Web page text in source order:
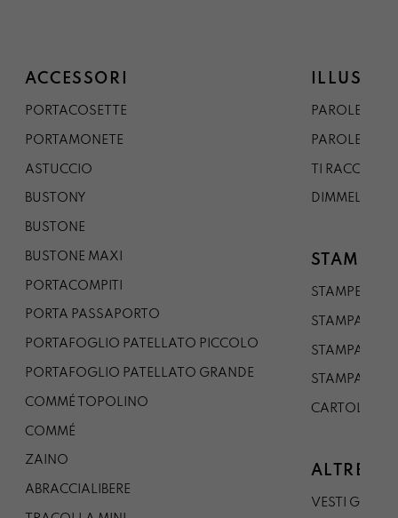
ACCESSORI
PORTACOSETTE
PORTAMONETE
ASTUCCIO
BUSTONY
BUSTONE
BUSTONE MAXI
PORTACOMPITI
PORTA PASSAPORTO
PORTAFOGLIO PATELLATO PICCOLO
PORTAFOGLIO PATELLATO GRANDE
COMMÉ TOPOLINO
COMMÉ
ZAINO
ABRACCIALIBERE
PAROLE DAL
PAROLE DA
TI
DIMMELO
STAMPE
STAMPE A5
STAMPA A3
STAMPA A1
STAMPA A0
CARTOLINA
ALTRE
VESTI